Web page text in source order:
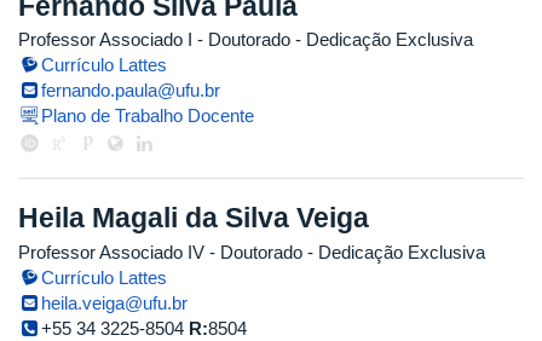
Professor Associado I - Doutorado - Dedicação Exclusiva
Currículo Lattes
fernando.paula@ufu.br
Plano de Trabalho Docente
Heila Magali da Silva Veiga
Professor Associado IV - Doutorado - Dedicação Exclusiva
Currículo Lattes
heila.veiga@ufu.br
+55 34 3225-8504 R:8504